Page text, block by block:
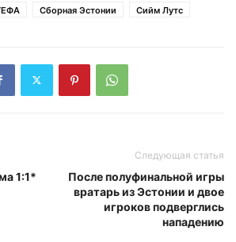
Сборная Эстонии Сийм Лутс
1:1*
Следующая статья
После полуфинальной игры
вратарь из Эстонии и двое
игроков подверглись
нападению